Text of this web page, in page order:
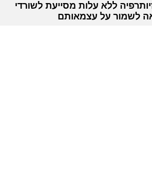
ללא עלות מסייעת לשורדי
לשמור על עצמאותם